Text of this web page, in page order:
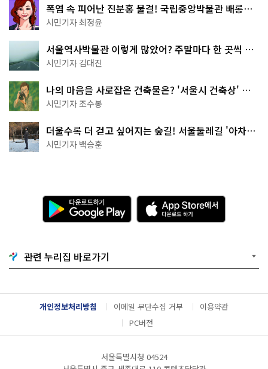
폭염 속 피어난 진분홍 물결! 국립중앙박물관 배롱나
무 명소
시민기자 최정윤
서울역사박물관 이렇게 많았어? 주말마다 한 곳씩 떠
나는 역사 산책
시민기자 김대진
나의 마음을 사로잡은 건축물은? '서울시 건축상' 수
상작 공개!
시민기자 조수봉
더울수록 더 걷고 싶어지는 숲길! 서울둘레길 '아차산
코스'
시민기자 백승훈
다
운
로
기
G
o
g
l
e
l
A
p
p
e
서
다
운
드
관련 누리집 바로가기
개인정보처리방침 이메일 무단수집 거부
이용약관
PC버전
서울특별시청 04524